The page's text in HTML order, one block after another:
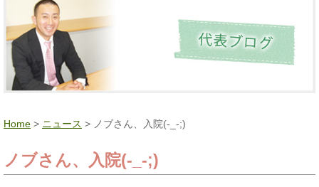
Home > ニュース > ノブさん、入院(-_-;)
ノブさん、入院(-_-;)